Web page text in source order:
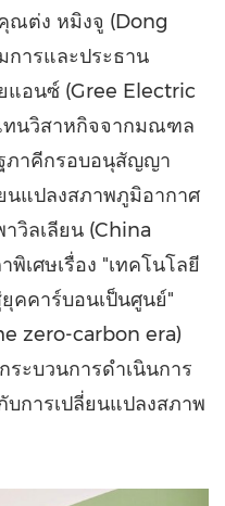
ณต่ง หมิงจู (Dong
ารและประธาน
แอนซ์ (Gree Electric
ทนวิสาหกิจจากมณฑล
ภาคีกรอบอนุสัญญา
นแปลงสภาพภูมิอากาศ
วิลเลียน (China
เศษเรื่อง "เทคโนโลยี
คคาร์บอนเป็นศูนย์"
zero-carbon era)
ะบวนการดำเนินการ
การเปลี่ยนแปลงสภาพ